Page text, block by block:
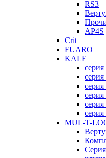
RS3
AP4S
Crit
FUARO
KALE
серия
MUL-T-